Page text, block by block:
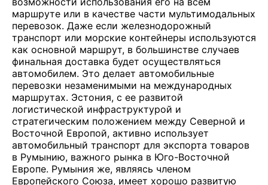
маршруте или в качестве части мультимодальных
перевозок. Даже если железнодорожный
транспорт или морские контейнеры используются
как основной маршрут, в большинстве случаев
финальная доставка будет осуществляться
автомобилем. Это делает автомобильные
перевозки незаменимыми на международных
маршрутах. Эстония, с ее развитой
логистической инфраструктурой и
стратегическим положением между Северной и
Восточной Европой, активно использует
автомобильный транспорт для экспорта товаров
в Румынию, важного рынка в Юго-Восточной
Европе. Румыния же, являясь членом
Европейского Союза, имеет хорошо развитую